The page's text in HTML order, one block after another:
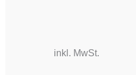
inkl. MwSt.